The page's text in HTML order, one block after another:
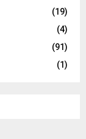
(19)
(4)
(91)
(1)